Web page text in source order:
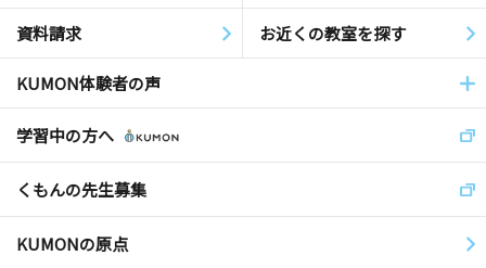
資料請求 お近くの教室を探す
KUMON体験者の声
学習中の方へ
くもんの先生募集
KUMONの原点